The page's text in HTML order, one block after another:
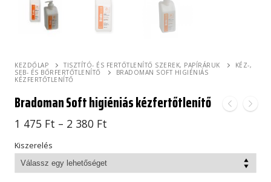
KEZDŐLAP TISZTÍTÓ- ÉS FERTŐTLENÍTŐ SZEREK, PAPÍRÁRUK
KÉZ-,
SEB- ÉS BŐRFERTŐTLENÍTŐ
BRADOMAN SOFT HIGIÉNIÁS
KÉZFERTŐTLENÍTŐ
Bradoman Soft higiéniás kézfertőtlenítő
1 475 Ft – 2 380 Ft
-
2
380 Ft
Kiszerelés